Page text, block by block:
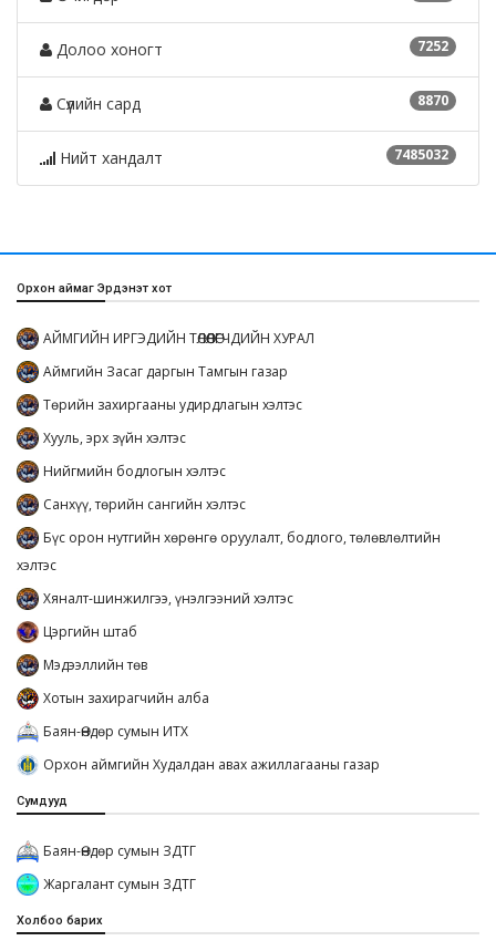
7252
Долоо хоногт
8870
Сүүлийн сард
7485032
Нийт хандалт
Орхон аймаг Эрдэнэт хот
АЙМГИЙН ИРГЭДИЙН ТӨЛӨӨЛӨГЧДИЙН ХУРАЛ
Аймгийн Засаг даргын Тамгын газар
Төрийн захиргааны удирдлагын хэлтэс
Хууль, эрх зүйн хэлтэс
Нийгмийн бодлогын хэлтэс
Санхүү, төрийн сангийн хэлтэс
Бүс орон нутгийн хөрөнгө оруулалт, бодлого, төлөвлөлтийн
хэлтэс
Хяналт-шинжилгээ, үнэлгээний хэлтэс
Цэргийн штаб
Мэдээллийн төв
Хотын захирагчийн алба
Баян-Өндөр сумын ИТХ
Орхон аймгийн Худалдан авах ажиллагааны газар
Сумдууд
Баян-Өндөр сумын ЗДТГ
Жаргалант сумын ЗДТГ
Холбоо барих